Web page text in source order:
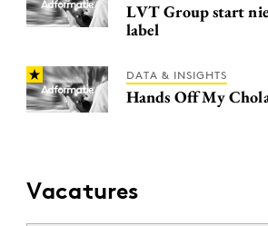
LVT Group start
label
DATA & INSIGHTS
Hands Off My
Vacatures